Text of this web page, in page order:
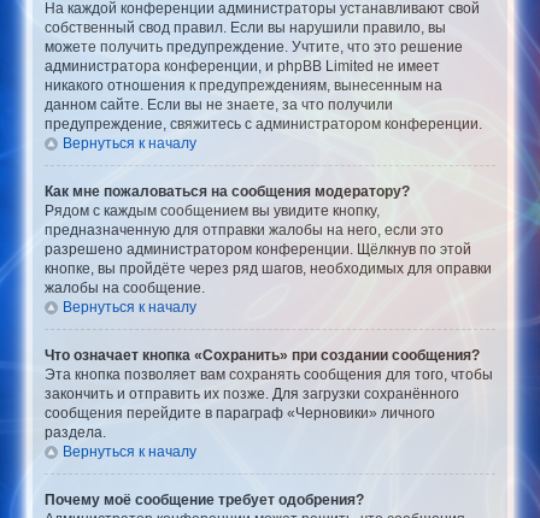
На каждой конференции администраторы устанавливают свой
собственный свод правил. Если вы нарушили правило, вы
можете получить предупреждение. Учтите, что это решение
администратора конференции, и phpBB Limited не имеет
никакого отношения к предупреждениям, вынесенным на
данном сайте. Если вы не знаете, за что получили
предупреждение, свяжитесь с администратором конференции.
Вернуться к началу
Как мне пожаловаться на сообщения модератору?
Рядом с каждым сообщением вы увидите кнопку,
предназначенную для отправки жалобы на него, если это
разрешено администратором конференции. Щёлкнув по этой
кнопке, вы пройдёте через ряд шагов, необходимых для оправки
жалобы на сообщение.
Вернуться к началу
Что означает кнопка «Сохранить» при создании сообщения?
Эта кнопка позволяет вам сохранять сообщения для того, чтобы
закончить и отправить их позже. Для загрузки сохранённого
сообщения перейдите в параграф «Черновики» личного
раздела.
Вернуться к началу
Почему моё сообщение требует одобрения?